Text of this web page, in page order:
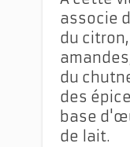
associe
du
du
des
base
de lait.